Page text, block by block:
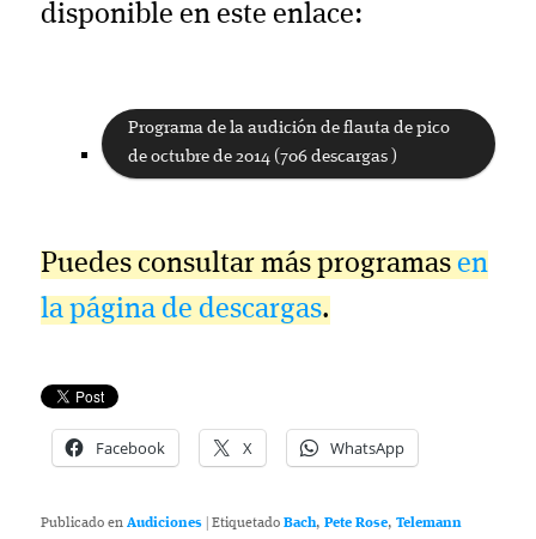
disponible en este enlace:
Programa de la audición de flauta de pico
de octubre de 2014 (706 descargas )
Puedes consultar más programasen
la página de descargas.
Facebook X WhatsApp
Publicado en Audiciones |Etiquetado Bach,Pete Rose,Telemann